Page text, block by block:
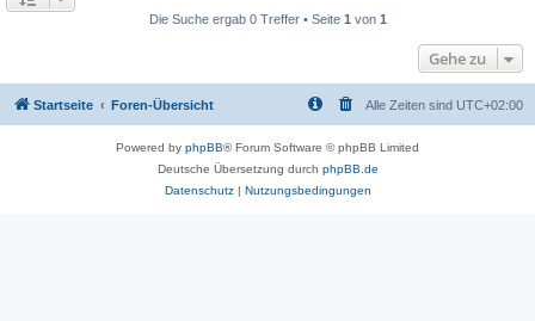
Die Suche ergab 0 Treffer • Seite 1 von 1
Gehe zu
Startseite Foren-Übersicht Alle Zeiten sind UTC+02:00
Powered by phpBB® Forum Software © phpBB Limited
Deutsche Übersetzung durch phpBB.de
Datenschutz| Nutzungsbedingungen